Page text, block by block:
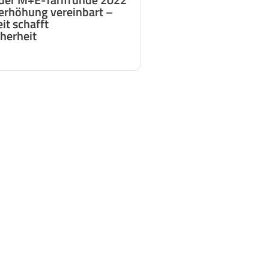
vereinbart –
schafft